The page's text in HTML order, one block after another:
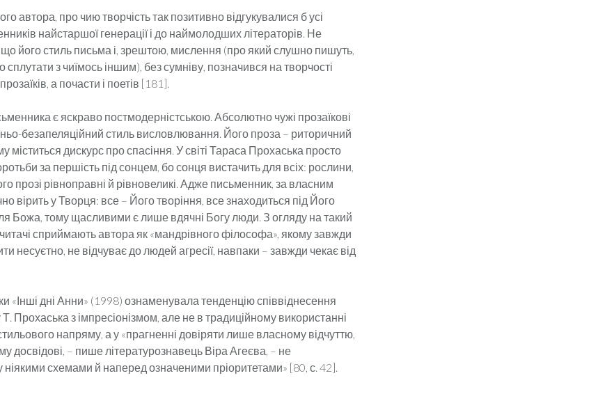
автора, про чию творчість так позитивно відгукувалися б усі
найстаршої генерації і до наймолодших літераторів. Не
його стиль письма і, зрештою, мислення (про який слушно пишуть,
з чиїмось іншим), без сумніву, позначився на творчості
а почасти і поетів [181].
є яскраво постмодерністською. Абсолютно чужі прозаїкові
безапеляційний стиль висловлювання. Його проза – риторичний
міститься дискурс про спасіння. У світі Тараса Прохаська просто
за першість під сонцем, бо сонця вистачить для всіх: рослини,
прозі рівноправні й рівновеликі. Адже письменник, за власним
вірить у Творця: все – Його творіння, все знаходиться під Його
Божа, тому щасливими є лише вдячні Богу люди. З огляду на такий
читачі сприймають автора як «мандрівного філософа», якому завжди
несуєтно, не відчуває до людей агресії, навпаки – завжди чекає від
«Інші дні Анни» (1998) ознаменувала тенденцію співвіднесення
Прохаська з імпресіонізмом, але не в традиційному використанні
напряму, а у «прагненні довіряти лише власному відчуттю,
досвідові, – пише літературознавець Віра Агеєва, – не
схемами й наперед означеними пріоритетами» [80, с. 42].